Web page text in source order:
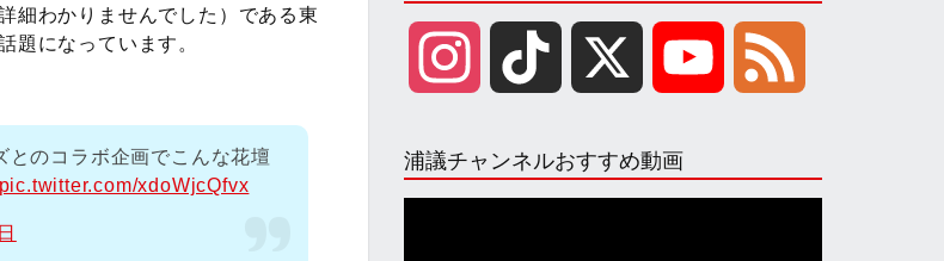
細わかりませんでした）である東
題になっています。
のコラボ企画でこんな花壇
pic.twitter.com/xdoWjcQfvx
s k u e
浦議チャンネルおすすめ動画